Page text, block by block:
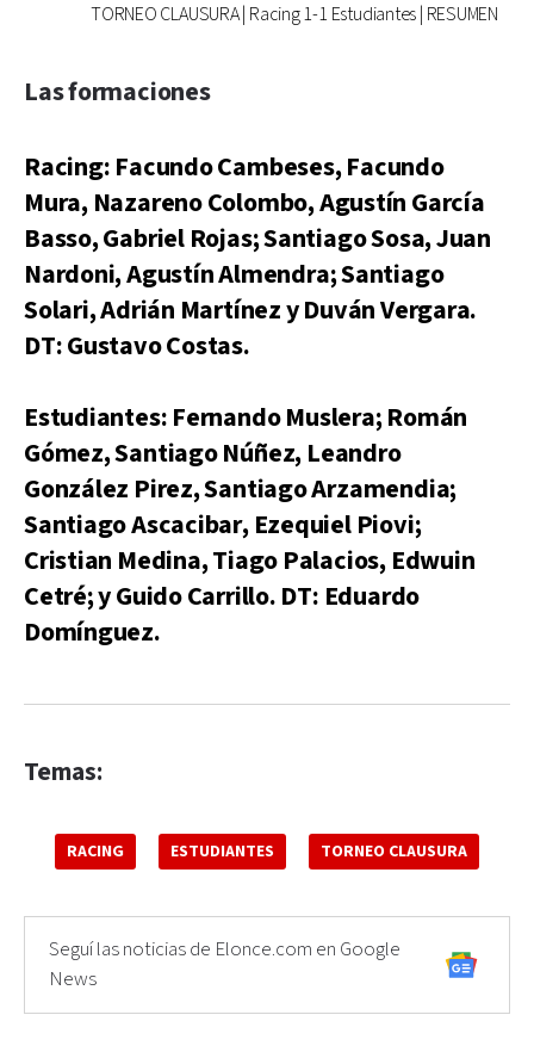
TORNEO CLAUSURA | Racing 1-1 Estudiantes | RESUMEN
Las formaciones
Racing: Facundo Cambeses, Facundo
Mura, Nazareno Colombo, Agustín García
Basso, Gabriel Rojas; Santiago Sosa, Juan
Nardoni, Agustín Almendra; Santiago
Solari, Adrián Martínez y Duván Vergara.
DT: Gustavo Costas.
Estudiantes: Fernando Muslera; Román
Gómez, Santiago Núñez, Leandro
González Pirez, Santiago Arzamendia;
Santiago Ascacibar, Ezequiel Piovi;
Cristian Medina, Tiago Palacios, Edwuin
Cetré; y Guido Carrillo. DT: Eduardo
Domínguez.
Temas:
RACING ESTUDIANTES TORNEO CLAUSURA
Seguí las noticias de Elonce.com en Google
News